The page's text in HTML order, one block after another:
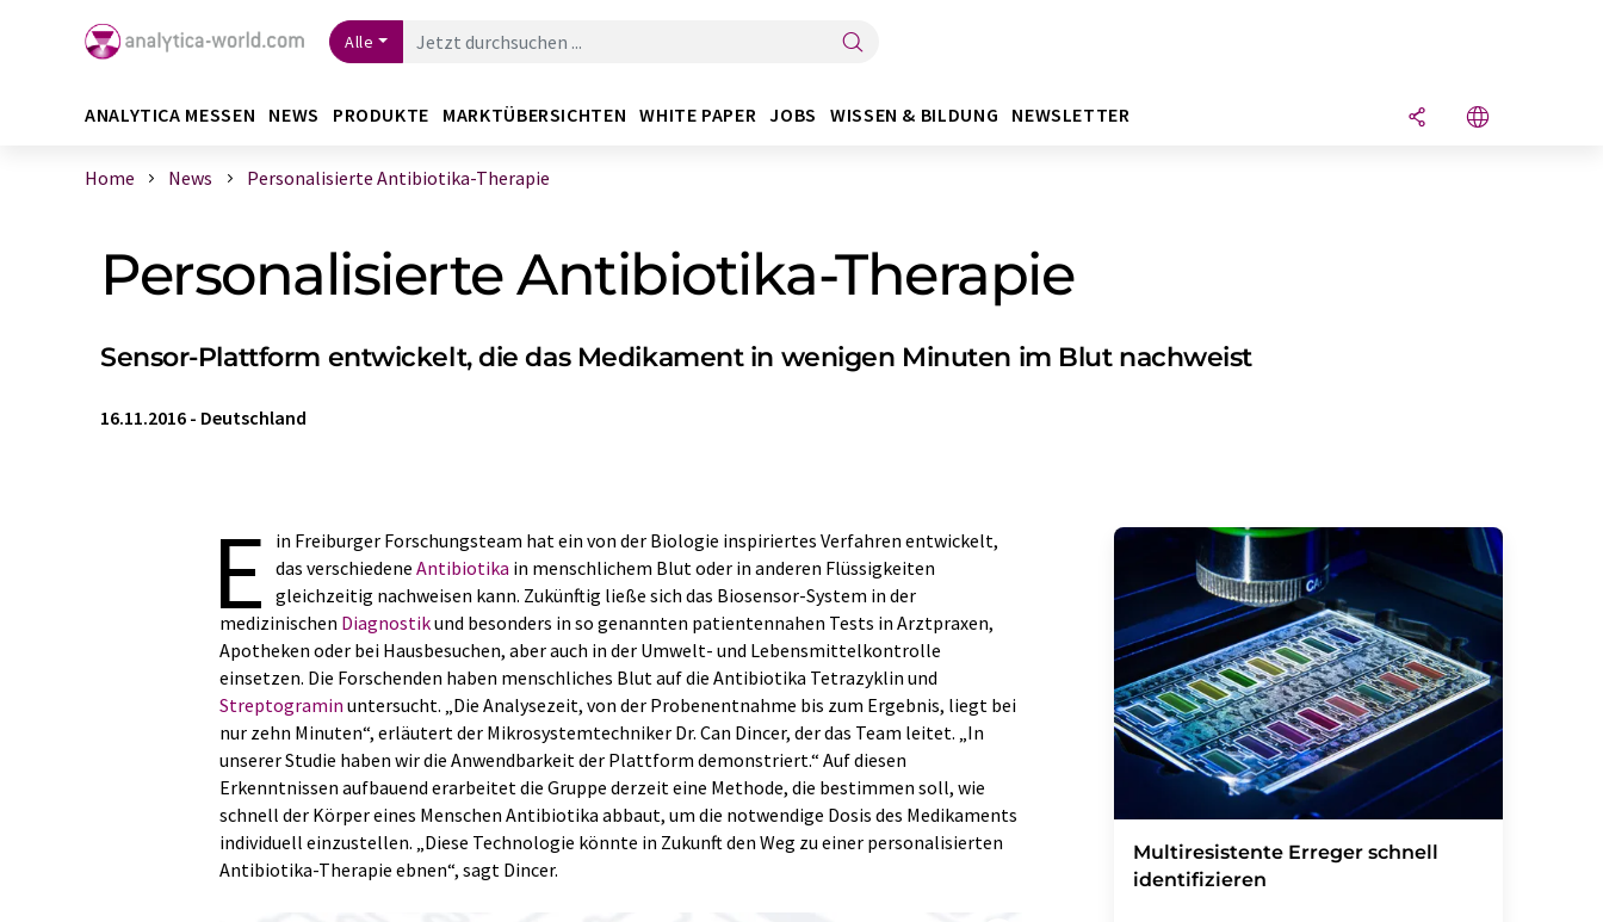
Alle
ANALYTICA MESSEN NEWS PRODUKTE MARKTÜBERSICHTEN WHITE PAPER JOBS WISSEN & BILDUNG NEWSLETTER
Home News Personalisierte Antibiotika-Therapie
Personalisierte Antibiotika-Therapie
Sensor-Plattform entwickelt, die das Medikament in wenigen Minuten im Blut nachweist
16.11.2016 - Deutschland
E
in Freiburger Forschungsteam hat ein von der Biologie inspiriertes Verfahren entwickelt,
das verschiedene Antibiotika in menschlichem Blut oder in anderen Flüssigkeiten
gleichzeitig nachweisen kann. Zukünftig ließe sich das Biosensor-System in der
medizinischen Diagnostikund besonders in so genannten patientennahen Tests in Arztpraxen,
Apotheken oder bei Hausbesuchen, aber auch in der Umwelt- und Lebensmittelkontrolle
einsetzen. Die Forschenden haben menschliches Blut auf die Antibiotika Tetrazyklin und
Streptogramin untersucht. „Die Analysezeit, von der Probenentnahme bis zum Ergebnis, liegt bei
nur zehn Minuten“, erläutert der Mikrosystemtechniker Dr. Can Dincer, der das Team leitet. „In
unserer Studie haben wir die Anwendbarkeit der Plattform demonstriert.“ Auf diesen
Erkenntnissen aufbauend erarbeitet die Gruppe derzeit eine Methode, die bestimmen soll, wie
schnell der Körper eines Menschen Antibiotika abbaut, um die notwendige Dosis des Medikaments
individuell einzustellen. „Diese Technologie könnte in Zukunft den Weg zu einer personalisierten
Antibiotika-Therapie ebnen“, sagt Dincer.
Multiresistente Erreger schnell
identifizieren